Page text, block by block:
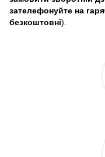
зателефонуйте на
безкоштовні).